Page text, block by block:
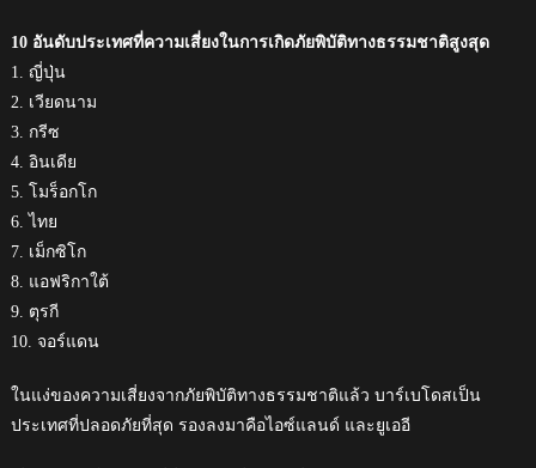
10 อันดับประเทศที่ความเสี่ยงในการเกิดภัยพิบัติทางธรรมชาติสูงสุด
1. ญี่ปุ่น
2. เวียดนาม
3. กรีซ
4. อินเดีย
5. โมร็อกโก
6. ไทย
7. เม็กซิโก
8. แอฟริกาใต้
9. ตุรกี
10. จอร์แดน
ในแง่ของความเสี่ยงจากภัยพิบัติทางธรรมชาติแล้ว บาร์เบโดสเป็น
ประเทศที่ปลอดภัยที่สุด รองลงมาคือไอซ์แลนด์ และยูเออี